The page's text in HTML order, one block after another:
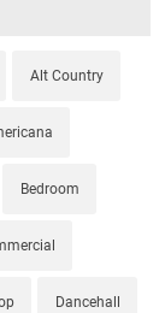
Alt Country
Bedroom
Dancehall